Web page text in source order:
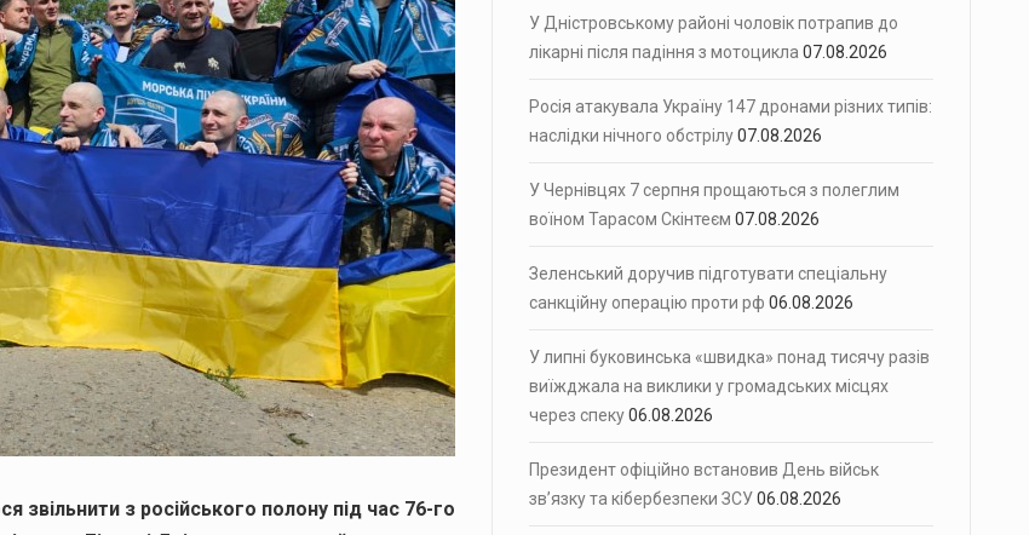
звільнити з російського полону під час 76-го
У Дністровському районі чоловік потрапив до
лікарні після падіння з мотоцикла 07.08.2026
Росія атакувала Україну 147 дронами різних типів:
наслідки нічного обстрілу07.08.2026
У Чернівцях 7 серпня прощаються з полеглим
воїном Тарасом Скінтеєм 07.08.2026
Зеленський доручив підготувати спеціальну
санкційну операцію проти рф 06.08.2026
У липні буковинська «швидка» понад тисячу разів
виїжджала на виклики у громадських місцях
через спеку06.08.2026
Президент офіційно встановив День військ
зв’язку та кібербезпеки ЗСУ06.08.2026